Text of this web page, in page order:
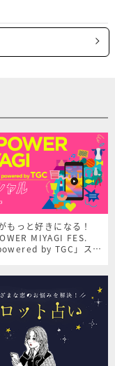
もっと好きになる！
MIYAGI FES.
by TGC」スペ